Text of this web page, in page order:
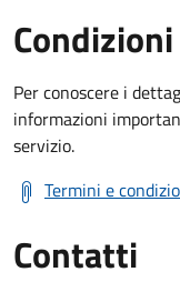
Per conoscere i
informazioni
servizio.
Termini e
Contatti